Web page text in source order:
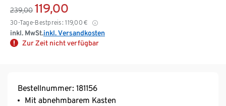
239,00 119,00
30-Tage-Bestpreis: 119,00 €
inkl. MwSt.inkl. Versandkosten
Zur Zeit nicht verfügbar
Bestellnummer: 181156
Mit abnehmbarem Kasten